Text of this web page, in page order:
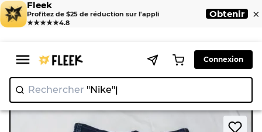
Fleek
Profitez de $25 de réduction sur l'appli
★★★★★4.8
Obtenir ×
Connexion
Rechercher "
Home > Short > CR9009 UPCYCLED PRINTED SHORTS